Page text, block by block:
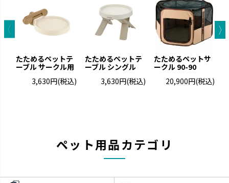
たためるペットテ
ーブル サークル用
3,630円(税込)
たためるペットテ
ーブル シングル
3,630円(税込)
たためるペットサ
ークル 90-90
20,900円(税込)
ペット用品カテゴリ